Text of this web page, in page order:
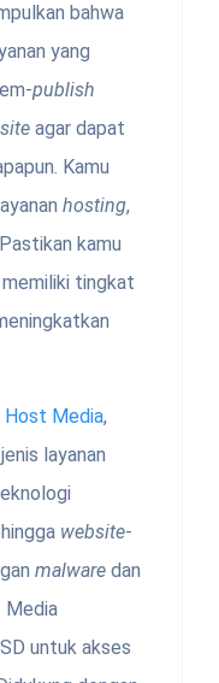
bahwa
yang
publish
agar dapat
Kamu
hosting,
kamu
tingkat
Host Media,
layanan
website-
malware dan
Media
untuk akses